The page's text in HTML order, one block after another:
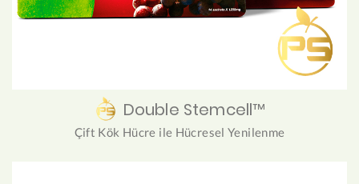
Double Stemcell™
Çift Kök Hücre ile Hücresel Yenilenme